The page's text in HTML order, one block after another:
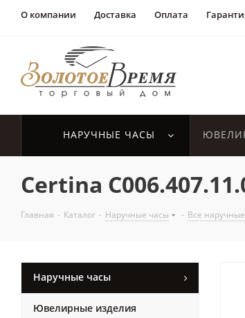
О компании Доставка Оплата
НАРУЧНЫЕ ЧАСЫ
Certina
Главная - Каталог - Наручные часы - Все
Наручные часы
Ювелирные изделия